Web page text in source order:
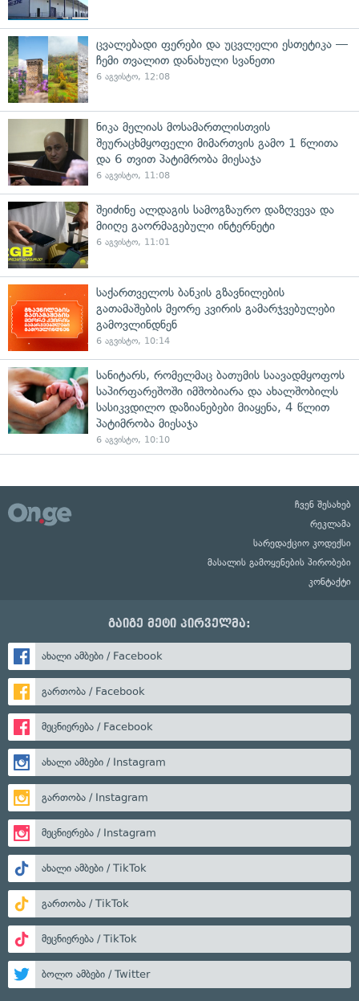
ცვალებადი ფერები და უცვლელი ესთეტიკა —
ჩემი თვალით დანახული სვანეთი
6 აგვისტო, 12:08
ნიკა მელიას მოსამართლისთვის
შეურაცხმყოფელი მიმართვის გამო 1 წლითა
და 6 თვით პატიმრობა მიესაჯა
6 აგვისტო, 11:08
შეიძინე ალდაგის სამოგზაურო დაზღვევა და
მიიღე გაორმაგებული ინტერნეტი
6 აგვისტო, 11:01
საქართველოს ბანკის გზავნილების
გათამაშების მეორე კვირის გამარჯვებულები
გამოვლინდნენ
6 აგვისტო, 10:14
სანიტარს, რომელმაც ბათუმის საავადმყოფოს
საპირფარეშოში იმშობიარა და ახალშობილს
სასიკვდილო დაზიანებები მიაყენა, 4 წლით
პატიმრობა მიესაჯა
6 აგვისტო, 10:10
ჩვენ შესახებ
რეკლამა
სარედაქციო კოდექსი
მასალის გამოყენების პირობები
კონტაქტი
გაიგე მეტი პირველმა:
ახალი ამბები / Facebook
გართობა / Facebook
მეცნიერება / Facebook
ახალი ამბები / Instagram
გართობა / Instagram
მეცნიერება / Instagram
ახალი ამბები / TikTok
გართობა / TikTok
მეცნიერება / TikTok
ბოლო ამბები / Twitter